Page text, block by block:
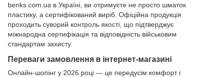
benks.com.ua в Україні, ви отримуєте не просто шматок
пластику, а сертифікований виріб. Офіційна продукція
проходить суворий контроль якості, що підтверджує
міжнародна сертифікація та відповідність військовим
стандартам захисту.
Переваги замовлення в інтернет-магазині
Онлайн-шопінг у 2026 році — це передусім комфорт і